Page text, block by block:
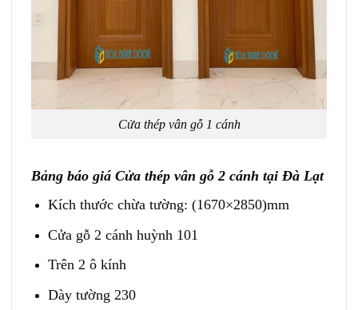
Cửa thép vân gỗ 1 cánh
Bảng báo giá Cửa thép vân gỗ 2 cánh tại Đà Lạt
Kích thước chừa tường: (1670×2850)mm
Cửa gỗ 2 cánh huỳnh 101
Trên 2 ô kính
Dày tường 230